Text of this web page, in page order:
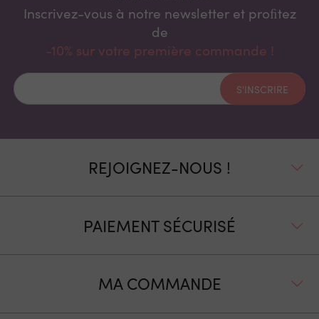
Inscrivez-vous à notre newsletter et proﬁtez
de
-10% sur votre première commande !
S'INSCRIRE
REJOIGNEZ-NOUS !
PAIEMENT SÉCURISÉ
MA COMMANDE